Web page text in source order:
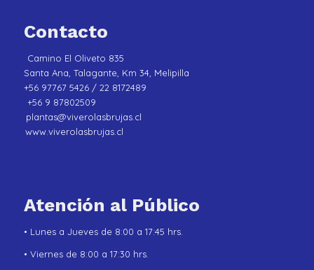
Contacto
Camino El Oliveto 835
Santa Ana, Talagante, Km 34, Melipilla
+56 97767 5426 / 22 8172489
+56 9 87802509
plantas@viverolasbrujas.cl
www.viverolasbrujas.cl
Atención al Público
• Lunes a Jueves de 8:00 a 17:45 hrs.
• Viernes de 8:00 a 17:30 hrs.